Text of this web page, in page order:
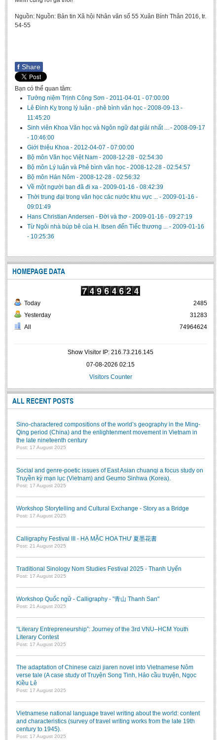
Nguồn: Nguồn: Bản tin Xã hội Nhân văn số 55 Xuân Bính Thân 2016, tr.
54-55
f Share
Bạn có thể quan tâm:
Tưởng niệm Trịnh Công Sơn - 2011-04-01 - 07:00:00
Lê Đình Kỵ trong lý luận - phê bình văn học - 2008-09-13 -
11:45:20
Sinh viên Khoa Văn học và Ngôn ngữ đạt giải nhất ... - 2008-09-17
- 10:46:00
Giới thiệu Khoa - 2012-04-07 - 07:00:00
Bộ môn Văn học Việt Nam - 2008-12-28 - 02:54:30
Bộ môn Lý luận và Phê bình văn học - 2008-12-28 - 02:54:57
Bộ môn Hán Nôm - 2008-12-28 - 02:56:32
Về một người bạn đã đi xa - 2009-01-16 - 08:42:39
Thời trung đại trong văn học các nước khu vực ... - 2009-01-16 -
09:01:49
Hans Christian Andersen - Đời và thơ - 2009-01-16 - 09:27:19
Từ Ngôi nhà búp bê của H. Ibsen đến Tiếc thương ... - 2009-01-16
- 10:25:36
HOMEPAGE DATA
Today
Yesterday
All
2485
31283
74964624
Show Visitor IP: 216.73.216.145
07-08-2026 02:15
Visitors Counter
ALL RECENT POSTS
Sino-charactered compositions of the world’s geography in the Ming-
Qing period (China) and the enlightenment movement in Vietnam in
the late nineteenth century
Post: 17 August 2025
Social and genre-poetic issues of East Asian chuanqi a focus study on
Truyền kỳ mạn lục (Vietnam) and Geumo Sinhwa (Korea).
Post: 17 August 2025
Workshop Storytelling and Cultural Exchange - Story as a Bridge
Post: 17 August 2025
Calligraphy Festival III - HẠ MẶC HOA THƯ 夏墨花書
Post: 21 August 2025
Traditional Sinology Nom Studies Festival 2025 - Thanh Uyển
Post: 17 August 2025
Workshop Quốc ngữ - Calligraphy - "青山 Thanh San"
Post: 21 August 2025
“Literary Entrepreneurship”: Journey of the 3rd VNU–HCM Youth
Literary Contest
Post: 17 August 2025
The adaptation of Chinese caizi jiaren novel into Vietnamese Nôm
verse tale (A case study of Truyện Song Tinh, Hảo cầu truyện, Ngọc
Kiều Lê
Post: 17 August 2025
Vietnamese national language travel writing about the world: content
and characteristics (survey of travel writing works from the late 19th
century to 1945).
Post: 17 August 2025